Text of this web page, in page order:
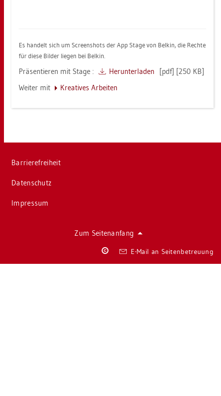
Es han­delt sich um Screen­shots der App Stage von Bel­kin, die Rech­te
für diese Bil­der lie­gen bei Bel­kin.
Prä­sen­tie­ren mit Stage : Her­un­ter­la­den [pdf] [250 KB]
Wei­ter mit
Krea­ti­ves Ar­bei­ten
Bar­rie­re­frei­heit
Da­ten­schutz
Im­pres­sum
Zum Sei­ten­an­fang
E-Mail an Sei­ten­be­treu­ung
Co­